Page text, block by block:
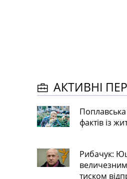
АКТИВНІ
фактів із
Рибачук:
тиском